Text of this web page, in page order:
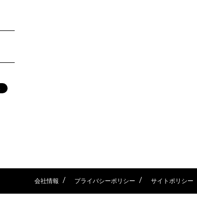
会社情報 プライバシーポリシー サイトポリシー